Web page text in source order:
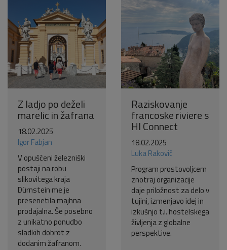
Z ladjo po deželi
marelic in žafrana
18.02.2025
Igor Fabjan
V opuščeni železniški
postaji na robu
slikovitega kraja
Dürnstein me je
presenetila majhna
prodajalna. Še posebno
z unikatno ponudbo
sladkih dobrot z
dodanim žafranom.
Raziskovanje
francoske riviere s
HI Connect
18.02.2025
Luka Rakovič
Program prostovoljcem
znotraj organizacije
daje priložnost za delo v
tujini, izmenjavo idej in
izkušnjo t.i. hostelskega
življenja z globalne
perspektive.